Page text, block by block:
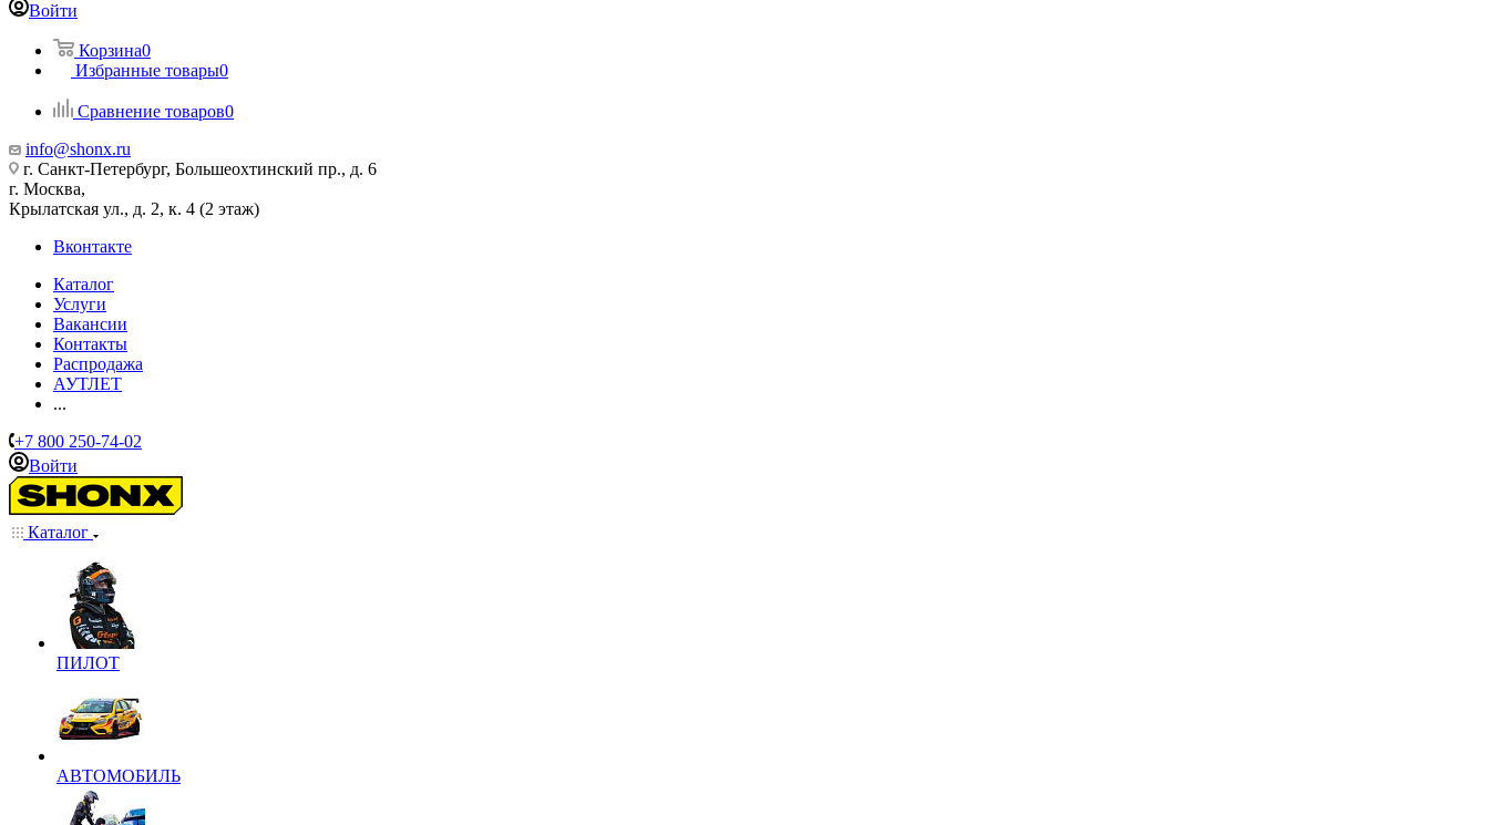
Войти
Корзина0
Избранные товары0
Сравнение товаров0
info@shonx.ru
г. Санкт-Петербург, Большеохтинский пр., д. 6
г. Москва,
Крылатская ул., д. 2, к. 4 (2 этаж)
Вконтакте
Каталог
Услуги
Вакансии
Контакты
Распродажа
АУТЛЕТ
...
+7 800 250-74-02
Войти
Каталог
ПИЛОТ
АВТОМОБИЛЬ